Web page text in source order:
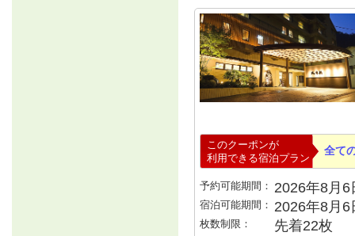
このクーポンが
利用できる宿泊プラン
全て
予約可能期間： 2026年8月
宿泊可能期間： 2026年8月
枚数制限： 先着22枚